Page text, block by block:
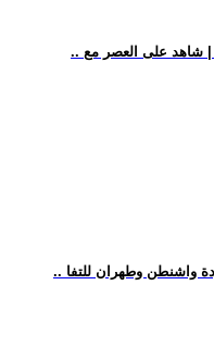
| شاهد على العصر مع
واشنطن وطهران للتفا